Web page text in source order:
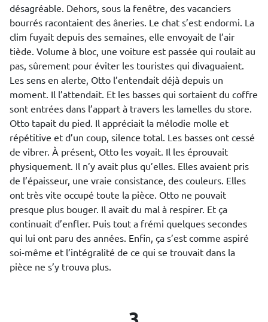
désagréable. Dehors, sous la fenêtre, des vacanciers
bourrés racontaient des âneries. Le chat s’est endormi. La
clim fuyait depuis des semaines, elle envoyait de l’air
tiède. Volume à bloc, une voiture est passée qui roulait au
pas, sûrement pour éviter les touristes qui divaguaient.
Les sens en alerte, Otto l’entendait déjà depuis un
moment. Il l’attendait. Et les basses qui sortaient du coffre
sont entrées dans l’appart à travers les lamelles du store.
Otto tapait du pied. Il appréciait la mélodie molle et
répétitive et d’un coup, silence total. Les basses ont cessé
de vibrer. À présent, Otto les voyait. Il les éprouvait
physiquement. Il n’y avait plus qu’elles. Elles avaient pris
de l’épaisseur, une vraie consistance, des couleurs. Elles
ont très vite occupé toute la pièce. Otto ne pouvait
presque plus bouger. Il avait du mal à respirer. Et ça
continuait d’enfler. Puis tout a frémi quelques secondes
qui lui ont paru des années. Enfin, ça s’est comme aspiré
soi-même et l’intégralité de ce qui se trouvait dans la
pièce ne s’y trouva plus.